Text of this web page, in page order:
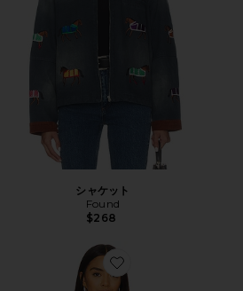
シャケット
Found
$268
Favorite ASHTYN ブレザー